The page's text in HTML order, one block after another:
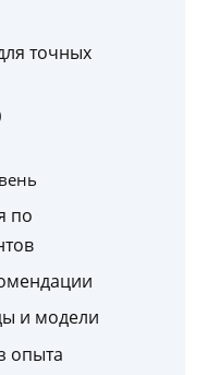
точных
по
и модели
опыта